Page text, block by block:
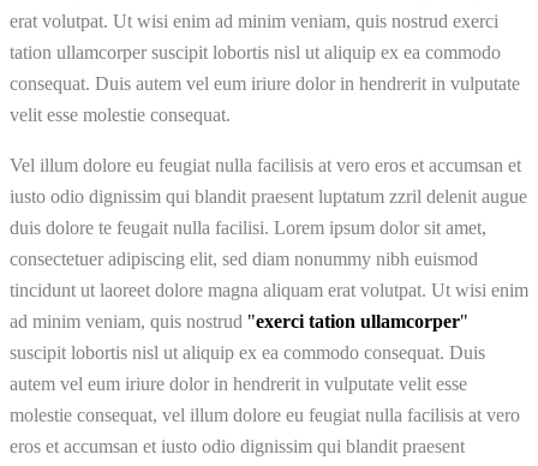
erat volutpat. Ut wisi enim ad minim veniam, quis nostrud exerci
tation ullamcorper suscipit lobortis nisl ut aliquip ex ea commodo
consequat. Duis autem vel eum iriure dolor in hendrerit in vulputate
velit esse molestie consequat.
Vel illum dolore eu feugiat nulla facilisis at vero eros et accumsan et
iusto odio dignissim qui blandit praesent luptatum zzril delenit augue
duis dolore te feugait nulla facilisi. Lorem ipsum dolor sit amet,
consectetuer adipiscing elit, sed diam nonummy nibh euismod
tincidunt ut laoreet dolore magna aliquam erat volutpat. Ut wisi enim
ad minim veniam, quis nostrud "exerci tation ullamcorper"
suscipit lobortis nisl ut aliquip ex ea commodo consequat. Duis
autem vel eum iriure dolor in hendrerit in vulputate velit esse
molestie consequat, vel illum dolore eu feugiat nulla facilisis at vero
eros et accumsan et iusto odio dignissim qui blandit praesent